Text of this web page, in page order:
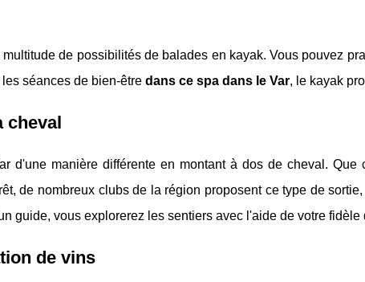
multitude de possibilités de balades en kayak. Vous pouvez
séances de bien-être dans ce spa dans le Var, le kayak
cheval
d'une manière différente en montant à dos de cheval.
de nombreux clubs de la région proposent ce type de
guide, vous explorerez les sentiers avec l'aide de votre fidèle
de vins